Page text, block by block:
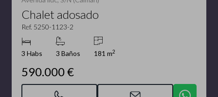
Chalet adosado
Ref. 5250-1123-2
3 Habs 3 Baños 181 m2
590.000 €